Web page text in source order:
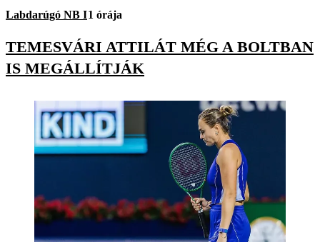
Labdarúgó NB I1 órája
TEMESVÁRI ATTILÁT MÉG A BOLTBAN
IS MEGÁLLÍTJÁK